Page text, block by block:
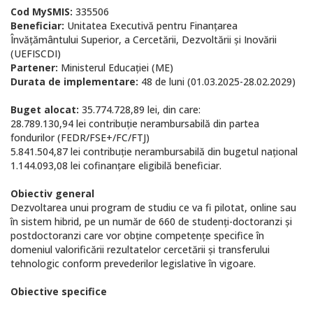
Cod MySMIS: 335506
Beneficiar: Unitatea Executivă pentru Finanțarea
Învățământului Superior, a Cercetării, Dezvoltării și Inovării
(UEFISCDI)
Partener: Ministerul Educației (ME)
Durata de implementare: 48 de luni (01.03.2025-28.02.2029)
Buget alocat: 35.774.728,89 lei, din care:
28.789.130,94 lei contribuție nerambursabilă din partea
fondurilor (FEDR/FSE+/FC/FTJ)
5.841.504,87 lei contribuție nerambursabilă din bugetul național
1.144.093,08 lei cofinanțare eligibilă beneficiar.
Obiectiv general
Dezvoltarea unui program de studiu ce va fi pilotat, online sau
în sistem hibrid, pe un număr de 660 de studenți-doctoranzi și
postdoctoranzi care vor obține competențe specifice în
domeniul valorificării rezultatelor cercetării și transferului
tehnologic conform prevederilor legislative în vigoare.
Obiective specifice